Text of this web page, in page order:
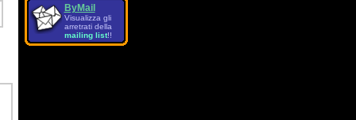
ByMail
Visualizza gli
arretrati della
mailing list!!